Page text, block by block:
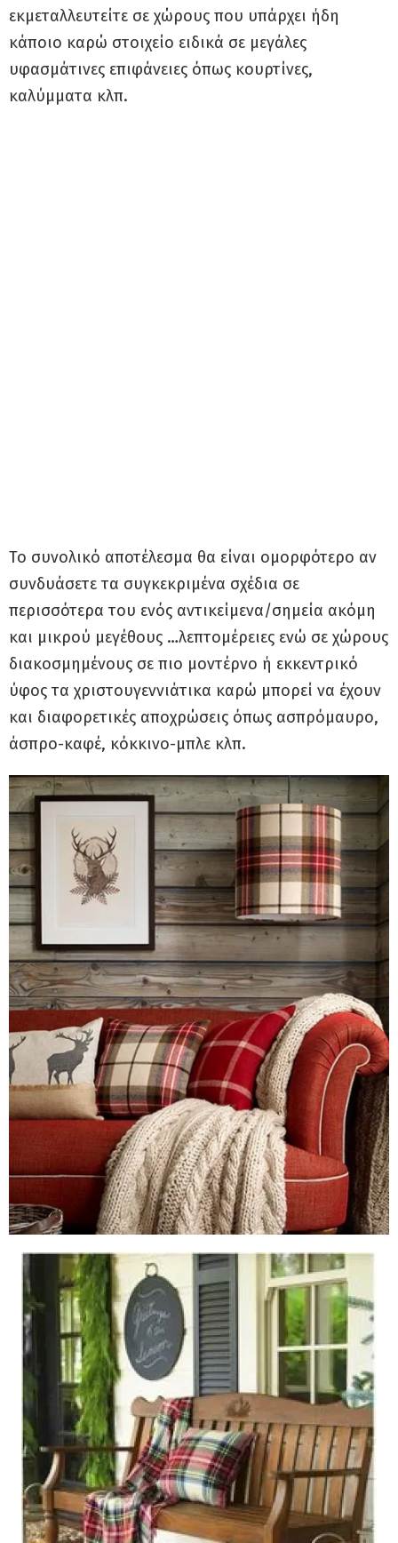
εκμεταλλευτείτε σε χώρους που υπάρχει ήδη
κάποιο καρώ στοιχείο ειδικά σε μεγάλες
υφασμάτινες επιφάνειες όπως κουρτίνες,
καλύμματα κλπ.
Το συνολικό αποτέλεσμα θα είναι ομορφότερο αν
συνδυάσετε τα συγκεκριμένα σχέδια σε
περισσότερα του ενός αντικείμενα/σημεία ακόμη
και μικρού μεγέθους …λεπτομέρειες ενώ σε χώρους
διακοσμημένους σε πιο μοντέρνο ή εκκεντρικό
ύφος τα χριστουγεννιάτικα καρώ μπορεί να έχουν
και διαφορετικές αποχρώσεις όπως ασπρόμαυρο,
άσπρο-καφέ, κόκκινο-μπλε κλπ.